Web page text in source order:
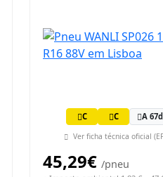
C C A
Ver ficha técnica oficial
45,29€ /pneu